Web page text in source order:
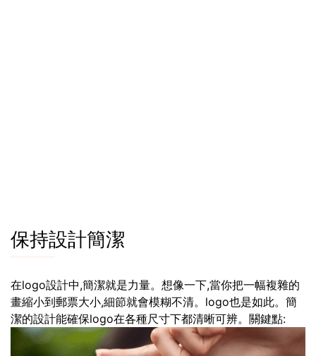
保持設計簡潔
在logo設計中,簡潔就是力量。想像一下,當你把一幅複雜的
畫縮小到郵票大小,細節就會模糊不清。logo也是如此。簡
潔的設計能確保logo在各種尺寸下都清晰可辨。關鍵點: